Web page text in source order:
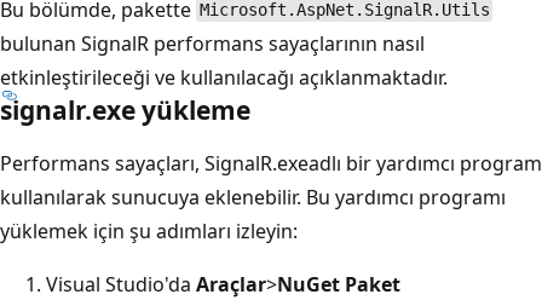
Bu bölümde, pakette Microsoft.AspNet.SignalR.Utils
bulunan SignalR performans sayaçlarının nasıl
etkinleştirileceği ve kullanılacağı açıklanmaktadır.
signalr.exe yükleme
Performans sayaçları, SignalR.exeadlı bir yardımcı program
kullanılarak sunucuya eklenebilir. Bu yardımcı programı
yüklemek için şu adımları izleyin:
Visual Studio'da Araçlar>NuGet Paket